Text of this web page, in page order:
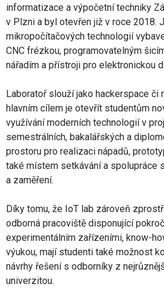
informatizace a výpočetní techniky
v Plzni a byl otevřen již v roce 2018.
mikropočítačových technologií
CNC frézkou, programovatelným
nářadím a přístroji pro elektronickou
Laboratoř slouží jako hackerspace či
hlavním cílem je otevřít studentům
využívání moderních technologií v
semestrálních, bakalářských a
prostoru pro realizaci nápadů,
také místem setkávání a spolupráce
a zaměření.
Díky tomu, že IoT lab zároveň
odborná pracoviště disponující
experimentálním zařízeními, know-
výukou, mají studenti také možnost
návrhy řešení s odborníky z
univerzitou.